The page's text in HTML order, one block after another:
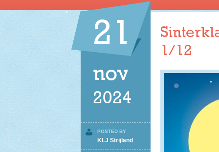
21
nov
2024
POSTED BY
KLJ Strijland
1/12